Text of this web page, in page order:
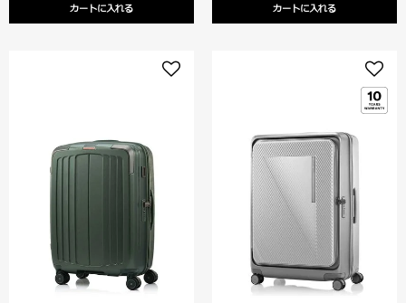
カートに入れる カートに入れる